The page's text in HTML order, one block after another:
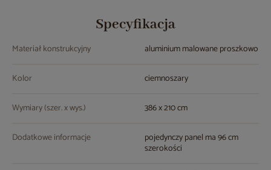
Specyfikacja
Materiał konstrukcyjny aluminium malowane proszkowo
Kolor ciemnoszary
Wymiary (szer. x wys.) 386 x 210 cm
Dodatkowe informacje pojedynczy panel ma 96 cm
szerokości